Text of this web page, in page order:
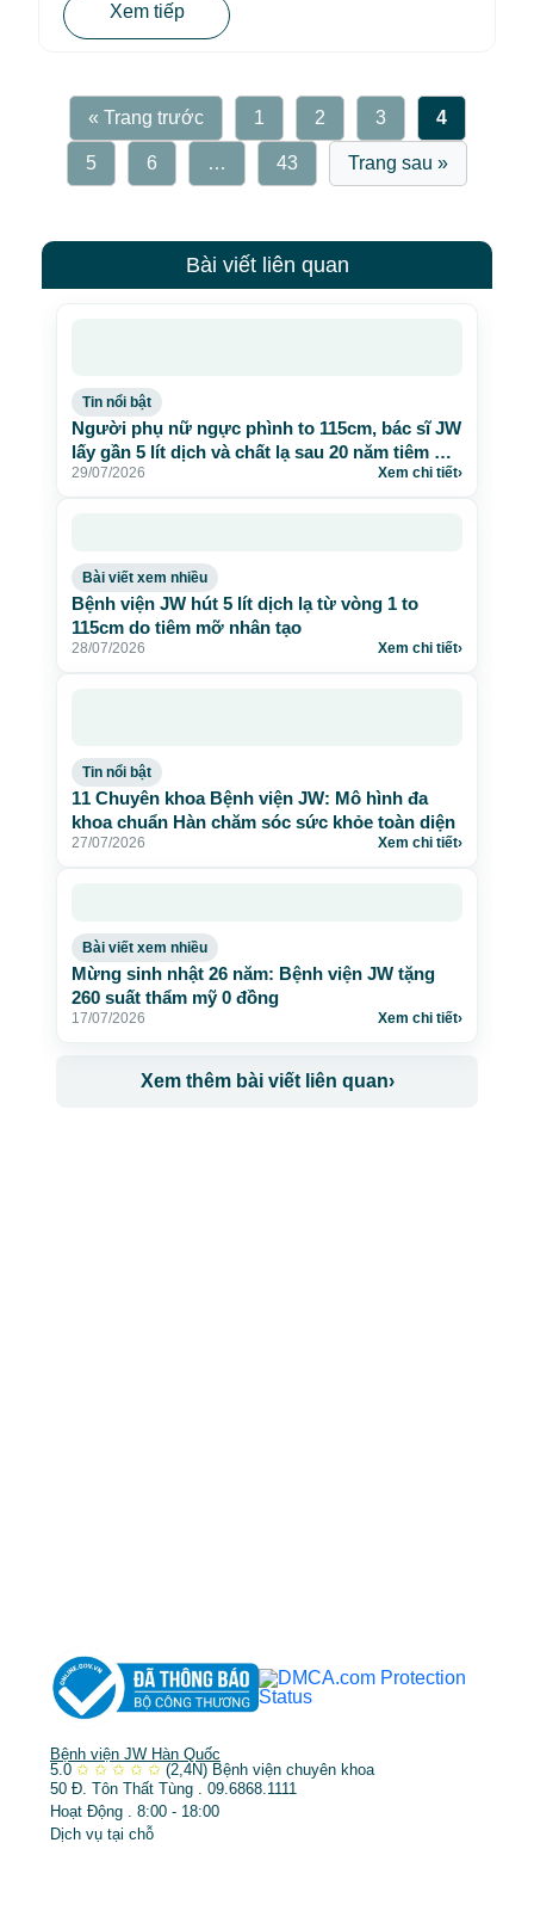
Xem tiếp
« Trang trước 1 2 3 4
5 6 … 43 Trang sau »
Bài viết liên quan
Tin nổi bật
Người phụ nữ ngực phình to 115cm, bác sĩ JW
lấy gần 5 lít dịch và chất lạ sau 20 năm tiêm mỡ
nhân tạo
29/07/2026 Xem chi tiết›
Bài viết xem nhiều
Bệnh viện JW hút 5 lít dịch lạ từ vòng 1 to
115cm do tiêm mỡ nhân tạo
28/07/2026 Xem chi tiết›
Tin nổi bật
11 Chuyên khoa Bệnh viện JW: Mô hình đa
khoa chuẩn Hàn chăm sóc sức khỏe toàn diện
27/07/2026 Xem chi tiết›
Bài viết xem nhiều
Mừng sinh nhật 26 năm: Bệnh viện JW tặng
260 suất thẩm mỹ 0 đồng
17/07/2026 Xem chi tiết›
Xem thêm bài viết liên quan›
Bệnh viện JW Hàn Quốc
5.0 ✩ ✩ ✩ ✩ ✩ (2,4N) Bệnh viện chuyên khoa
50 Đ. Tôn Thất Tùng . 09.6868.1111
Hoạt Động . 8:00 - 18:00
Dịch vụ tại chỗ